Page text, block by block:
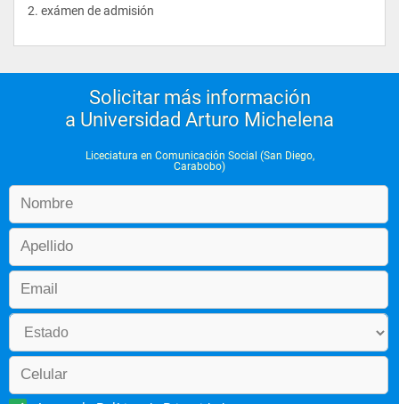
2. exámen de admisión
Solicitar más información
a Universidad Arturo Michelena
Liceciatura en Comunicación Social (San Diego,
Carabobo)